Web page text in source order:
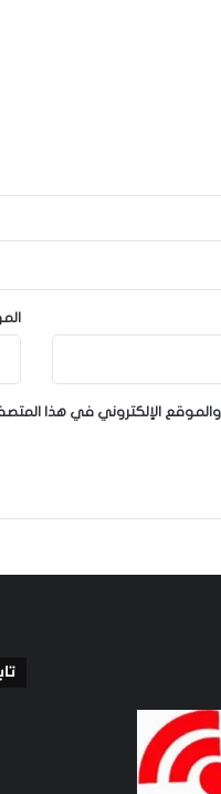
الإلكتروني في هذا